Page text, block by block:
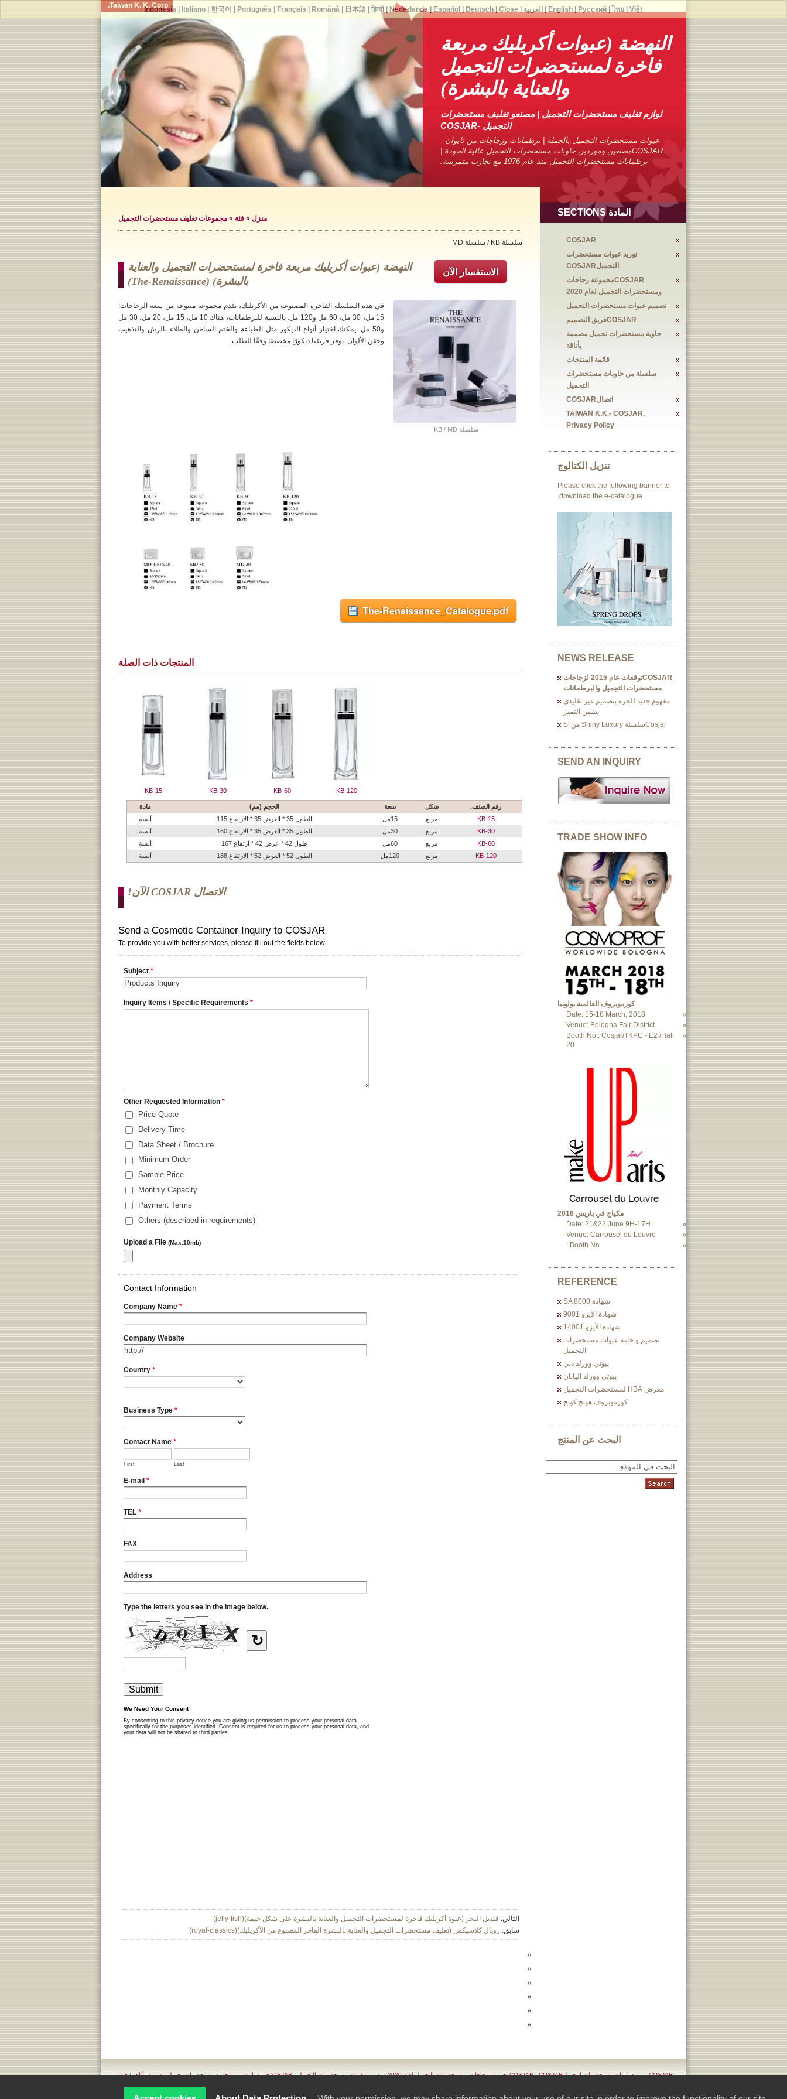
Taiwan K. K. Corp.
النهضة (عبوات أكريليك مربعة
فاخرة لمستحضرات التجميل
والعناية بالبشرة)
لوازم تغليف مستحضرات التجميل | مصنعو تغليف مستحضرات
التجميل -COSJAR
عبوات مستحضرات التجميل بالجملة | برطمانات وزجاجات من تايوان -
COSJARمصنعين وموردين حاويات مستحضرات التجميل عالية الجودة |
برطمانات مستحضرات التجميل منذ عام 1976 مع تجارب متمرسة.
منزل » فئة » مجموعات تغليف مستحضرات التجميل
سلسلة KB / سلسلة MD
الاستفسار الآن
النهضة (عبوات أكريليك مربعة فاخرة لمستحضرات التجميل والعناية
بالبشرة) (the-Renaissance)
سلسلة KB / MD
في هذه السلسلة الفاخرة المصنوعة من الأكريليك، نقدم مجموعة متنوعة من سعة الزجاجات:
15 مل، 30 مل، 60 مل و120 مل. بالنسبة للبرطمانات، هناك 10 مل، 15 مل، 20 مل، 30 مل
و50 مل. يمكنك اختيار أنواع الديكور مثل الطباعة والختم الساخن والطلاء بالرش والتذهيب
وحقن الألوان. يوفر فريقنا ديكورًا مخصصًا وفقًا للطلب.
The-Renaissance_Catalogue.pdf
المنتجات ذات الصلة
KB-15 KB-30 KB-60 KB-120
رقم الصنف. شكل سعة الحجم (مم)
مادة
KB-15
مربع 15مل الطول 35 * العرض 35 * الارتفاع 115
آنسة
KB-30
مربع 30مل الطول 35 * العرض 35 * الارتفاع 160
آنسة
KB-60
مربع 60مل طول 42 * عرض 42 * ارتفاع 167
آنسة
KB-120
مربع 120مل الطول 52 * العرض 52 * الارتفاع 188 آنسة
الاتصال COSJAR الآن!
التالي: قنديل البحر (عبوة أكريليك فاخرة لمستحضرات التجميل والعناية بالبشرة على شكل خيمة)(jelly-fish)
سابق: رويال كلاسيكس (تغليف مستحضرات التجميل والعناية بالبشرة الفاخر المصنوع من الأكريليك)(royal-classics)
المادة SECTIONS
COSJAR
توريد عبوات مستحضرات
التجميلCOSJAR
COSJARمجموعة زجاجات
ومستحضرات التجميل لعام 2020
تصميم عبوات مستحضرات التجميل
COSJARفريق التصميم
حاوية مستحضرات تجميل مصممة
بأناقة
قائمة المنتجات
سلسلة من حاويات مستحضرات
التجميل
اتصالCOSJAR
TAIWAN K.K.- COSJAR.
Privacy Policy
تنزيل الكتالوج
Please click the following banner to
download the e-catalogue.
NEWS RELEASE
COSJARتوقعات عام 2015 لزجاجات
مستحضرات التجميل والبرطمانات
مفهوم جديد للجرة بتصميم غير تقليدي
يضمن التميز
Cosjarسلسلة Shiny Luxury من 's
SEND AN INQUIRY
TRADE SHOW INFO
كوزموبروف العالمية بولونيا
Date: 15-18 March, 2018
Venue: Bologna Fair District
Booth No.: Cosjar/TKPC - E2 /Hall
20
مكياج في باريس 2018
Date: 21&22 June 9H-17H
Venue: Carrousel du Louvre
Booth No.:
REFERENCE
شهادة SA 8000
شهادة الأيزو 9001
شهادة الأيزو 14001
تصميم و خامة عبوات مستحضرات
التجميل
بيوتي وورلد دبي
بيوتي وورلد اليابان
معرض HBA لمستحضرات التجميل
كوزموبروف هونج كونج
البحث عن المنتج
COSJAR
|توريد عبوات مستحضرات التجميلCOSJAR |COSJARمجموعة زجاجات ومستحضرات التجميل لعام 2020 |تصميم عبوات مستحضرات التجميل|COSJARفريق التصميم |حاوية مستحضرات تجميل مصممة بأناقة|قائمة
English| Русский| ไทย| Việt العربية Indonesia| Italiano| 한국어 Português Français Română| 日本語| हिन्दी| Nederlands Español Deutsch| Close